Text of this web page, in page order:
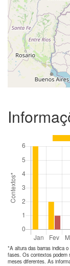
*A altura das barras indica o
fases. Os contextos podem
meses diferentes. As